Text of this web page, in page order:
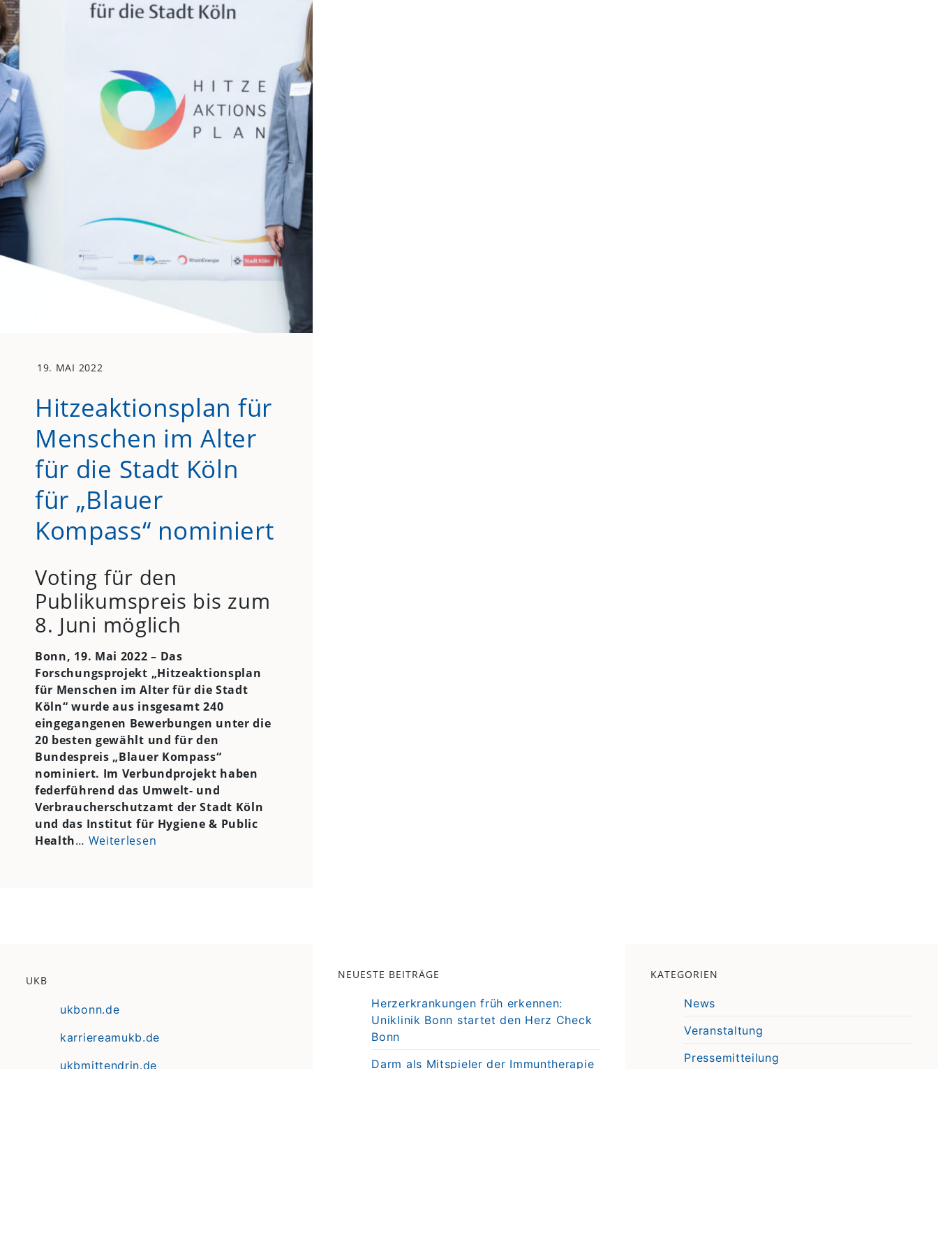
19. MAI 2022
Hitzeaktionsplan für
Menschen im Alter
für die Stadt Köln
für „Blauer
Kompass“ nominiert
Voting für den
Publikumspreis bis zum
8. Juni möglich
Bonn, 19. Mai 2022 – Das
Forschungsprojekt „Hitzeaktionsplan
für Menschen im Alter für die Stadt
Köln“ wurde aus insgesamt 240
eingegangenen Bewerbungen unter die
20 besten gewählt und für den
Bundespreis „Blauer Kompass“
nominiert. Im Verbundprojekt haben
federführend das Umwelt- und
Verbraucherschutzamt der Stadt Köln
und das Institut für Hygiene & Public
Health… Weiterlesen
UKB
ukbonn.de
karriereamukb.de
ukbmittendrin.de
NEUESTE BEITRÄGE
Herzerkrankungen früh erkennen:
Uniklinik Bonn startet den Herz Check
Bonn
Darm als Mitspieler der Immuntherapie
KATEGORIEN
News
Veranstaltung
Pressemitteilung